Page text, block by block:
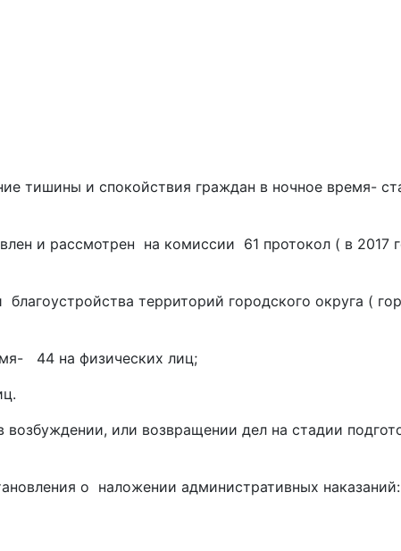
тишины и спокойствия граждан в ночное время-
и рассмотрен на комиссии 61 протокол ( в 2017
территорий городского округа (
44 на физических лиц;
или возвращении дел на стадии
о наложении административных наказаний: